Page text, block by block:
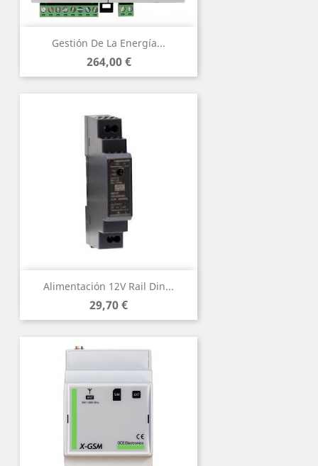
Gestión De La Energía...
Precio
264,00 €
Alimentación 12V Rail Din...
Precio
29,70 €